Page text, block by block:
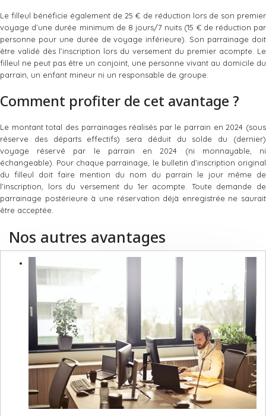
Le filleul bénéficie également de 25 € de réduction lors de son premier
voyage d’une durée minimum de 8 jours/7 nuits (15 € de réduction par
personne pour une durée de voyage inférieure). Son parrainage doit
être validé dès l’inscription lors du versement du premier acompte. Le
filleul ne peut pas être un conjoint, une personne vivant au domicile du
parrain, un enfant mineur ni un responsable de groupe.
Comment profiter de cet avantage ?
Le montant total des parrainages réalisés par le parrain en 2024 (sous
réserve des départs effectifs) sera déduit du solde du (dernier)
voyage réservé par le parrain en 2024 (ni monnayable, ni
échangeable). Pour chaque parrainage, le bulletin d’inscription original
du filleul doit faire mention du nom du parrain le jour même de
l’inscription, lors du versement du 1er acompte. Toute demande de
parrainage postérieure à une réservation déjà enregistrée ne saurait
être acceptée.
Nos autres avantages